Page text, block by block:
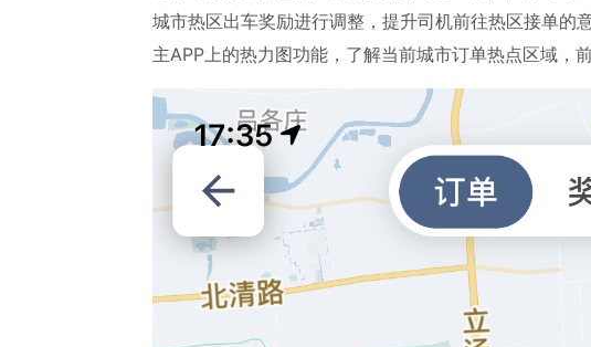
城市热区出车奖励进行调整，提升司机前往热区接单的
主APP上的热力图功能，了解当前城市订单热点区域，